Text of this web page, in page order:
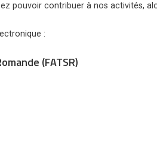
pouvoir contribuer à nos activités,
:
(FATSR)